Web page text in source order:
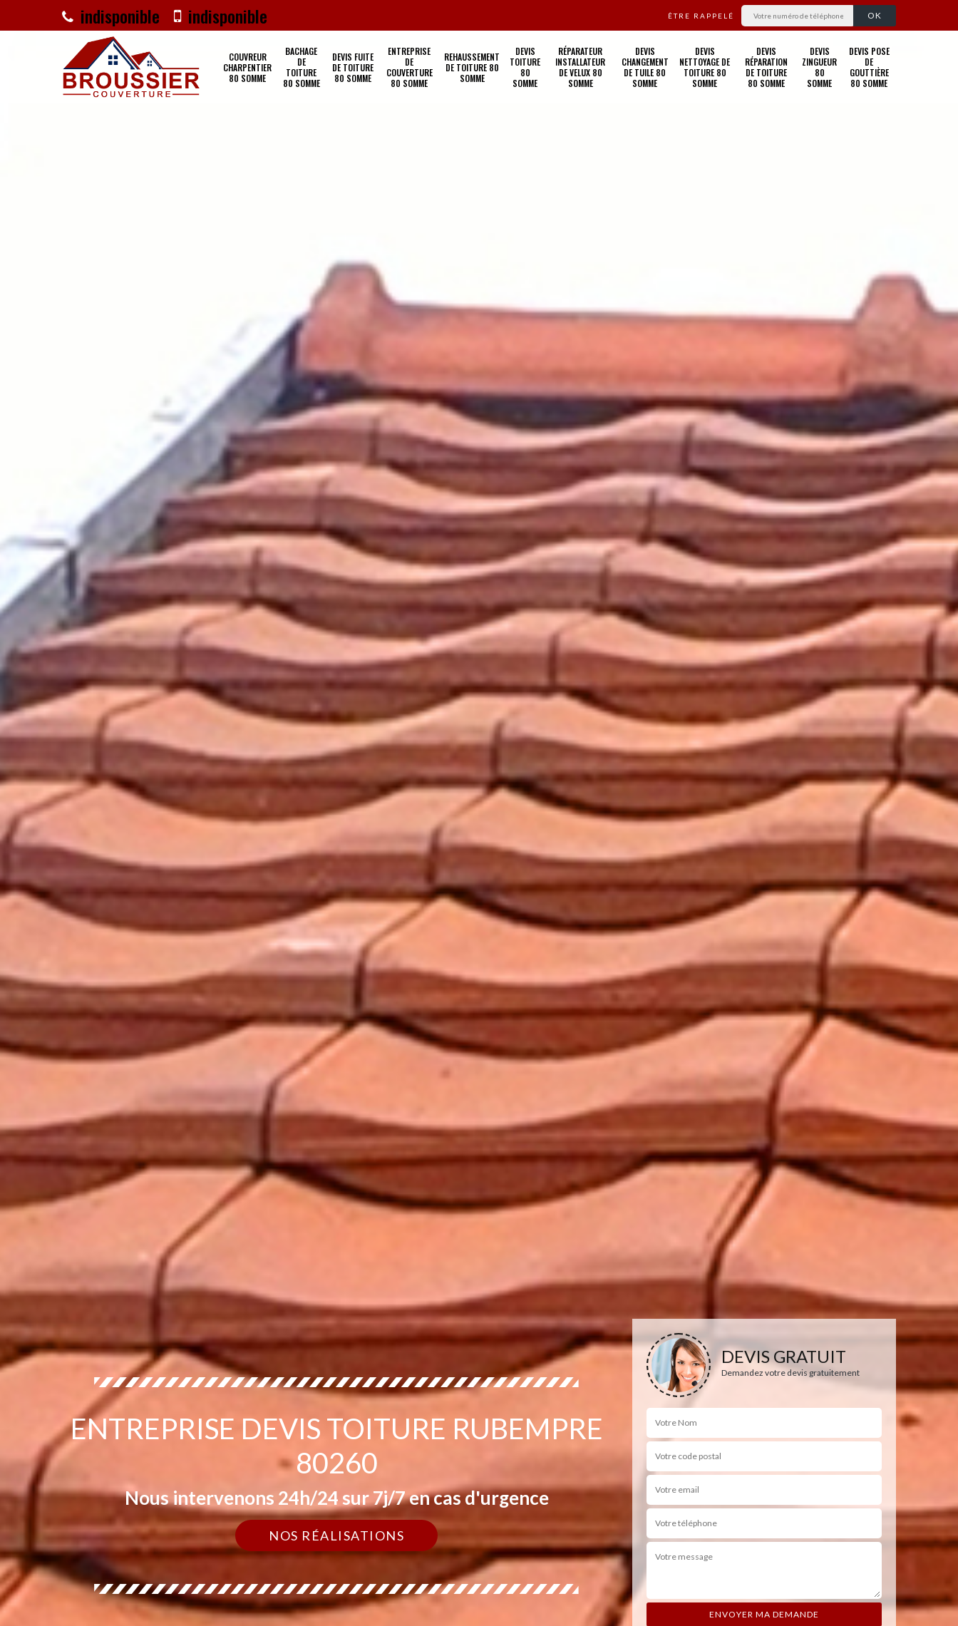
indisponible indisponible ÊTRE RAPPELÉ
COUVREUR
CHARPENTIER
80 SOMME
BACHAGE
DE
TOITURE
80 SOMME
DEVIS FUITE
DE TOITURE
80 SOMME
ENTREPRISE
DE
COUVERTURE
80 SOMME
REHAUSSEMENT
DE TOITURE 80
SOMME
DEVIS
TOITURE
80
SOMME
RÉPARATEUR
INSTALLATEUR
DE VELUX 80
SOMME
DEVIS
CHANGEMENT
DE TUILE 80
SOMME
DEVIS
NETTOYAGE DE
TOITURE 80
SOMME
DEVIS
RÉPARATION
DE TOITURE
80 SOMME
DEVIS
ZINGUEUR
80
SOMME
DEVIS POSE
DE
GOUTTIÈRE
80 SOMME
ENTREPRISE DEVIS TOITURE RUBEMPRE
80260
Nous intervenons 24h/24 sur 7j/7 en cas d'urgence
NOS RÉALISATIONS
DEVIS GRATUIT
Demandez votre devis gratuitement